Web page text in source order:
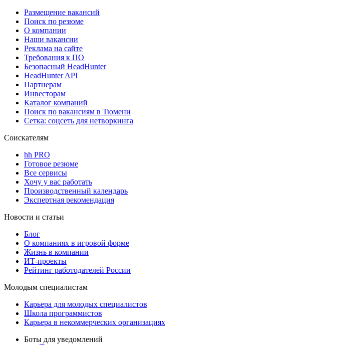
Размещение вакансий
Поиск по резюме
О компании
Наши вакансии
Реклама на сайте
Требования к ПО
Безопасный HeadHunter
HeadHunter API
Партнерам
Инвесторам
Каталог компаний
Поиск по вакансиям в Тюмени
Сетка: соцсеть для нетворкинга
Соискателям
hh PRO
Готовое резюме
Все сервисы
Хочу у вас работать
Производственный календарь
Экспертная рекомендация
Новости и статьи
Блог
О компаниях в игровой форме
Жизнь в компании
ИТ-проекты
Рейтинг работодателей России
Молодым специалистам
Карьера для молодых специалистов
Школа программистов
Карьера в некоммерческих организациях
Боты для уведомлений